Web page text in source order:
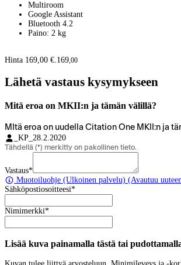
Multiroom
Google Assistant
Bluetooth 4.2
Paino: 2 kg
Hinta 169,00 €.169,00
Lähetä vastaus kysymykseen
Mitä eroa on MKII:n ja tämän välillä?
MItä eroa on uudella Citation One MKII:n ja
_KP_ 28.2.2020
Tähdellä (*) merkitty on pakollinen tieto.
Vastaus*
Muotoiluohje (Ulkoinen palvelu) (Avautuu
Sähköpostiosoitteesi*
Nimimerkki*
Lisää kuva painamalla tästä tai